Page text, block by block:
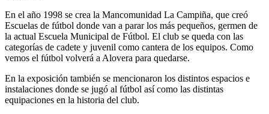
En el año 1998 se crea la Mancomunidad La Campiña, que creó
Escuelas de fútbol donde van a parar los más pequeños, germen de
la actual Escuela Municipal de Fútbol. El club se queda con las
categorías de cadete y juvenil como cantera de los equipos. Como
vemos el fútbol volverá a Alovera para quedarse.
En la exposición también se mencionaron los distintos espacios e
instalaciones donde se jugó al fútbol así como las distintas
equipaciones en la historia del club.